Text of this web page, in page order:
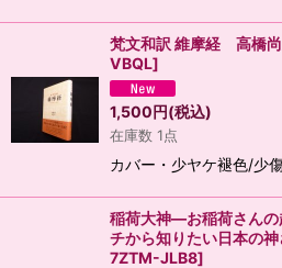
梵文和訳 維摩経 高橋
VBQL]
1,500円(税込)
在庫数 1点
カバー・少ヤケ褪色/少
稲荷大神―お稲荷さんの
チから知りたい日本の
7ZTM-JLB8]